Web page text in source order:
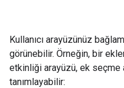
Kullanıcı arayüzünüz
görünebilir. Örneğin, bir
etkinliği arayüzü, ek seçme
tanımlayabilir: